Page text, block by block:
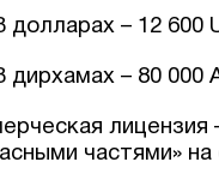
долларах – 12 600
дирхамах – 80 000
частями» на